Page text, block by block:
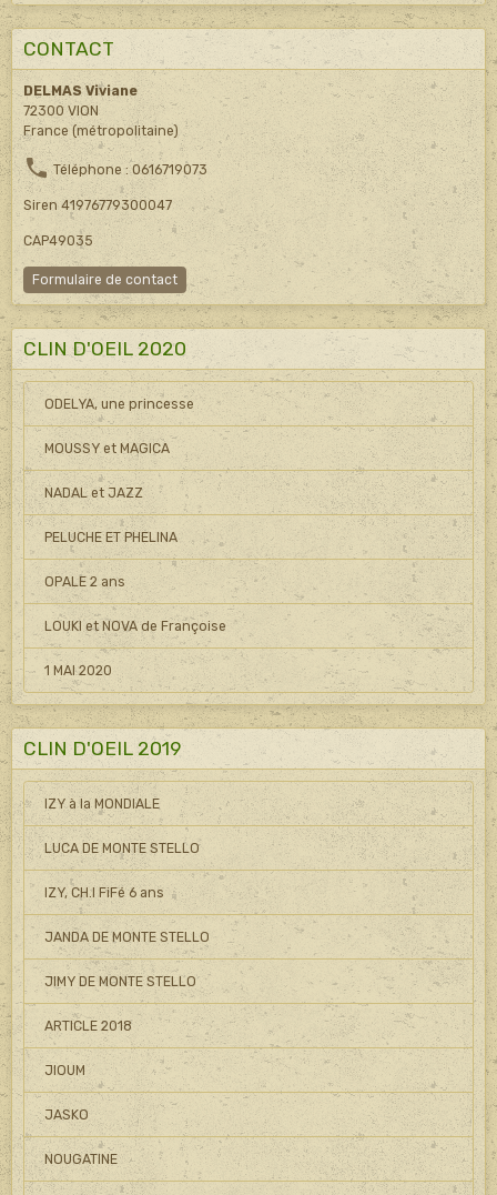
CONTACT
DELMAS Viviane
72300 VION
France (métropolitaine)
Téléphone : 0616719073
Siren 41976779300047
CAP49035
Formulaire de contact
CLIN D'OEIL 2020
ODELYA, une princesse
MOUSSY et MAGICA
NADAL et JAZZ
PELUCHE ET PHELINA
OPALE 2 ans
LOUKI et NOVA de Françoise
1 MAI 2020
CLIN D'OEIL 2019
IZY à la MONDIALE
LUCA DE MONTE STELLO
IZY, CH.I FiFé 6 ans
JANDA DE MONTE STELLO
JIMY DE MONTE STELLO
ARTICLE 2018
JIOUM
JASKO
NOUGATINE